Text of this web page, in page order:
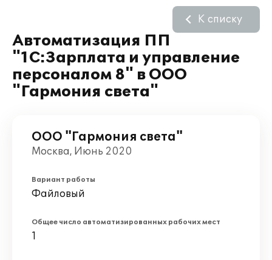
Автоматизация ПП
"1С:Зарплата и управление
персоналом 8" в ООО
"Гармония света"
К списку
ООО "Гармония света"
Москва, Июнь 2020
Вариант работы
Файловый
Общее число автоматизированных рабочих мест
1